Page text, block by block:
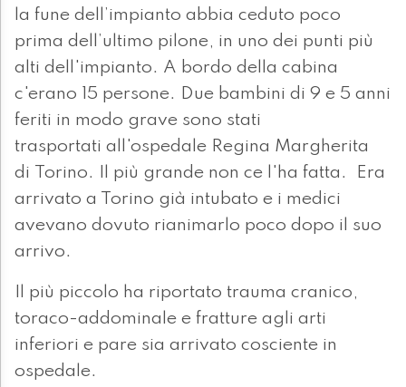
la fune dell’impianto abbia ceduto poco
prima dell’ultimo pilone, in uno dei punti più
alti dell'impianto. A bordo della cabina
c'erano 15 persone. Due bambini di 9 e 5 anni
feriti in modo grave sono stati
trasportati all'ospedale Regina Margherita
di Torino. Il più grande non ce l'ha fatta. Era
arrivato a Torino già intubato e i medici
avevano dovuto rianimarlo poco dopo il suo
arrivo.
Il più piccolo ha riportato trauma cranico,
toraco-addominale e fratture agli arti
inferiori e pare sia arrivato cosciente in
ospedale.